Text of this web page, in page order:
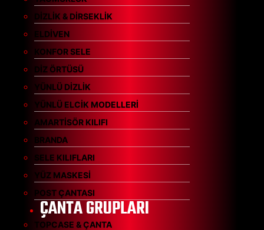
DİZLİK & DİRSEKLİK
ELDİVEN
KONFOR SELE
DİZ ÖRTÜSÜ
YÜNLÜ DİZLİK
YÜNLÜ ELCİK MODELLERİ
AMARTİSÖR KILIFI
BRANDA
SELE KILIFLARI
YÜZ MASKESİ
POST ÇANTASI
ÇANTA GRUPLARI
TOPCASE & ÇANTA